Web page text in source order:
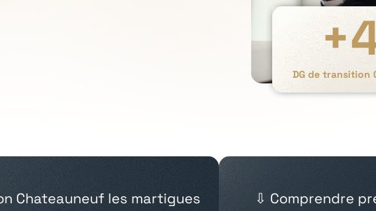
DG de transition
+
Chateauneuf les martigues ⇩ Comprendre